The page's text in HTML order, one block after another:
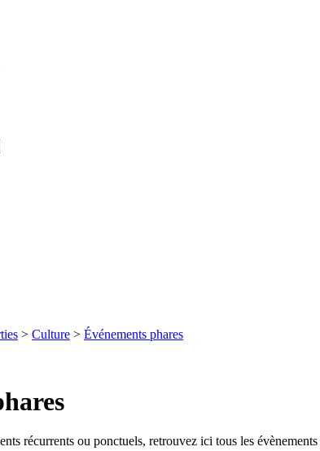
> Culture > Événements phares
récurrents ou ponctuels, retrouvez ici tous les